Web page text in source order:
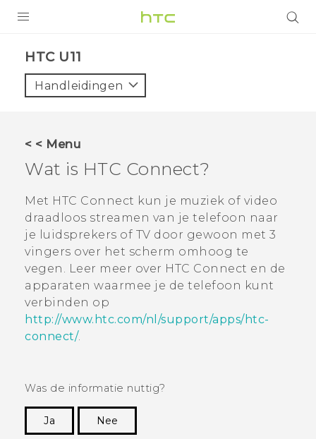
VIVE
HTC Club
SUPPORT
HTC-apparaten & -accessoires
VIVERSE
Aanmelden
HTC U11‎
Handleidingen
< < Menu
Wat is HTC Connect?
Met HTC Connect kun je muziek of video
draadloos streamen van je telefoon naar
je luidsprekers of TV door gewoon met 3
vingers over het scherm omhoog te
vegen. Leer meer over HTC Connect en de
apparaten waarmee je de telefoon kunt
verbinden op
http://www.htc.com/nl/support/apps/htc-
connect/.
Was de informatie nuttig?
Ja
Nee